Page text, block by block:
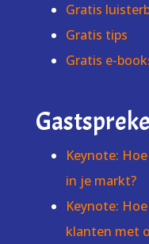
Gratis
Gratis tips
Gratis e-
Keynote:
in je markt?
Keynote:
klanten met